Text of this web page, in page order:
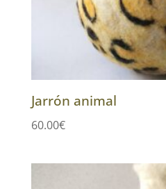
Jarrón animal
60.00€